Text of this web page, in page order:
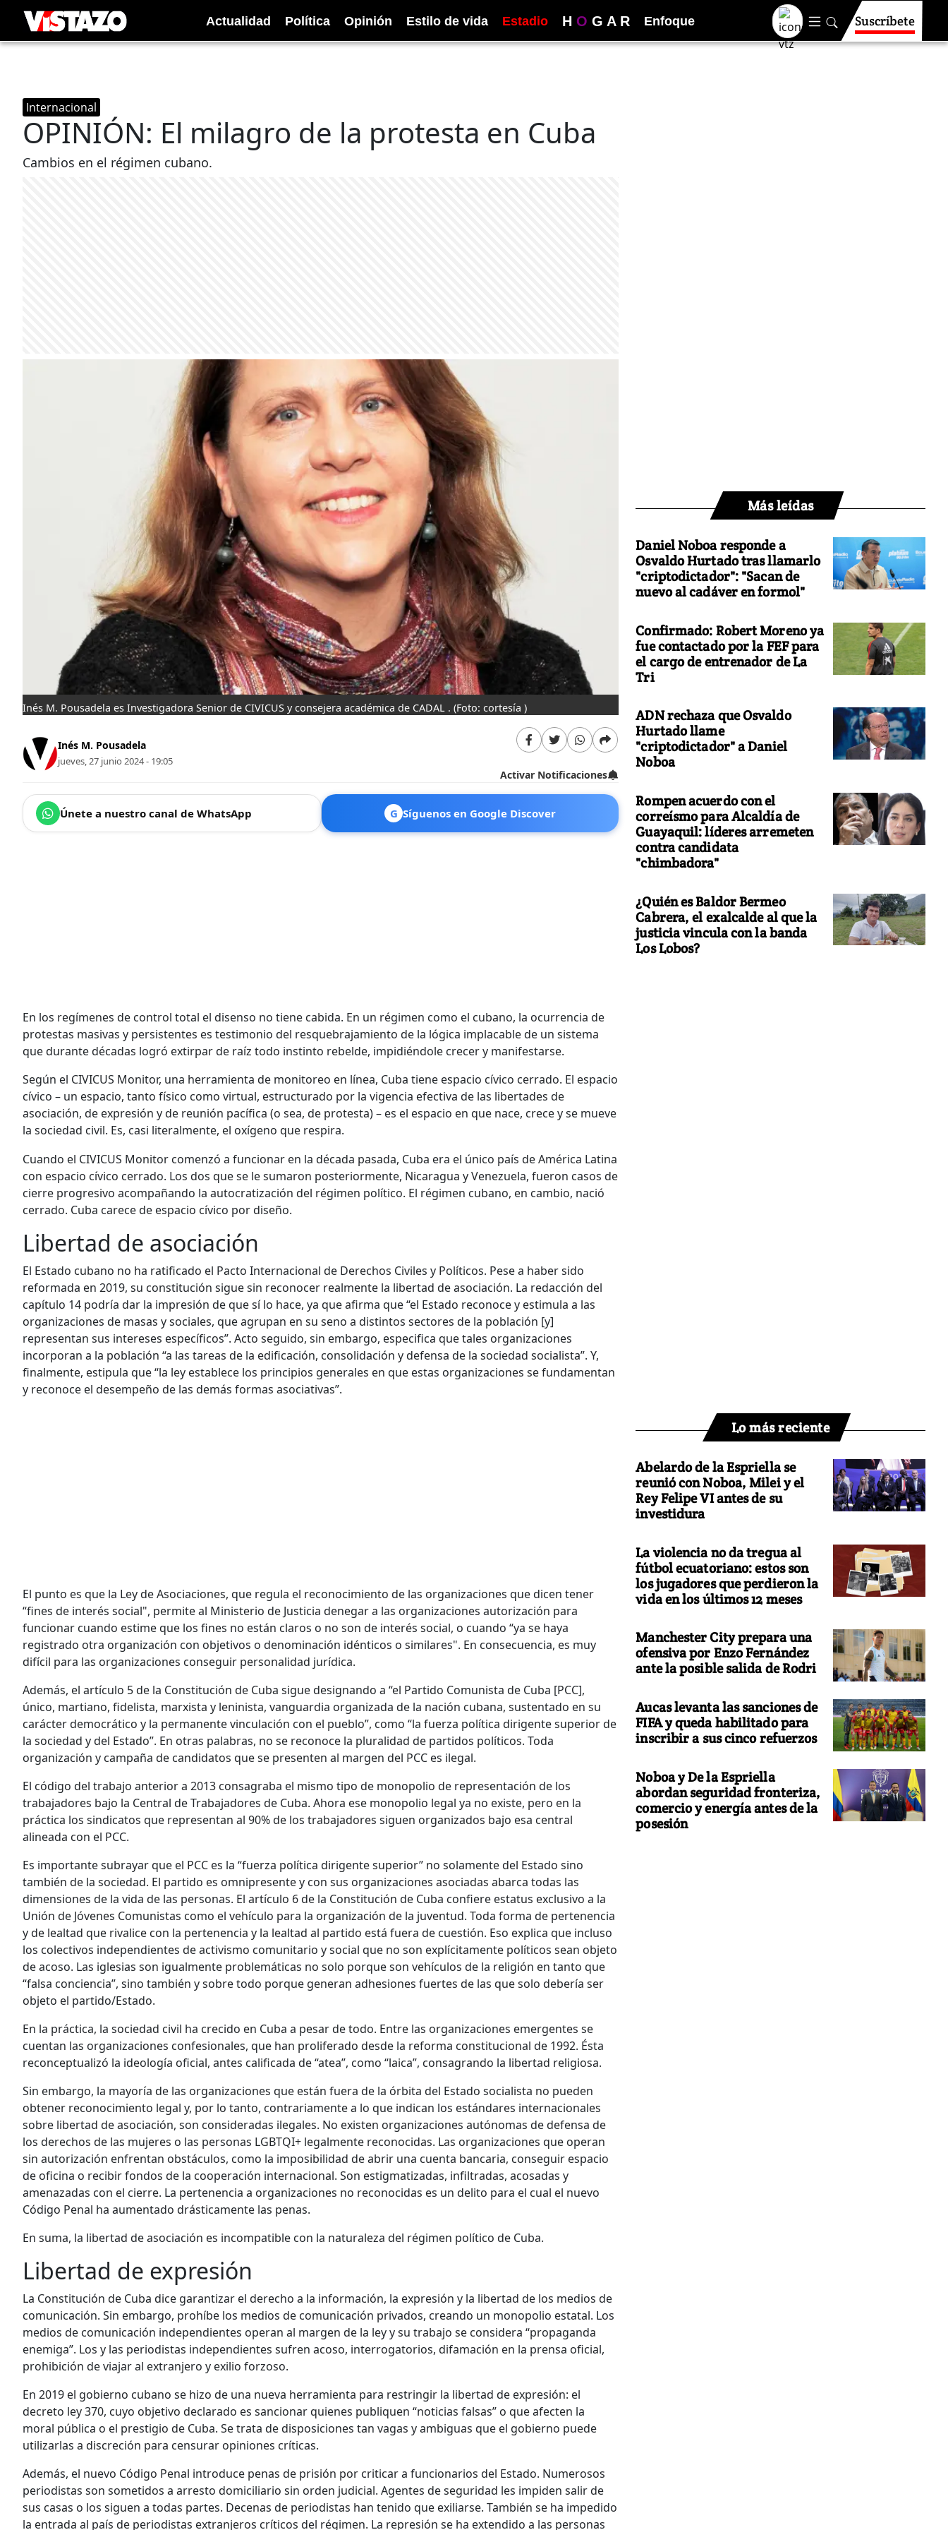
Actualidad Política Opinión Estilo de vida Estadio H O G A R Enfoque Suscríbete
Internacional
OPINIÓN: El milagro de la protesta en Cuba
Cambios en el régimen cubano.
Inés M. Pousadela es Investigadora Senior de CIVICUS y consejera académica de CADAL ​​​​​​. (Foto: cortesía )
Inés M. Pousadela
jueves, 27 junio 2024 - 19:05
Activar Notificaciones
Únete a nuestro canal de WhatsApp G Síguenos en Google Discover
En los regímenes de control total el disenso no tiene cabida. En un régimen como el cubano, la ocurrencia de
protestas masivas y persistentes es testimonio del resquebrajamiento de la lógica implacable de un sistema
que durante décadas logró extirpar de raíz todo instinto rebelde, impidiéndole crecer y manifestarse.
Según el CIVICUS Monitor, una herramienta de monitoreo en línea, Cuba tiene espacio cívico cerrado. El espacio
cívico – un espacio, tanto físico como virtual, estructurado por la vigencia efectiva de las libertades de
asociación, de expresión y de reunión pacífica (o sea, de protesta) – es el espacio en que nace, crece y se mueve
la sociedad civil. Es, casi literalmente, el oxígeno que respira.
Cuando el CIVICUS Monitor comenzó a funcionar en la década pasada, Cuba era el único país de América Latina
con espacio cívico cerrado. Los dos que se le sumaron posteriormente, Nicaragua y Venezuela, fueron casos de
cierre progresivo acompañando la autocratización del régimen político. El régimen cubano, en cambio, nació
cerrado. Cuba carece de espacio cívico por diseño.
Libertad de asociación
El Estado cubano no ha ratificado el Pacto Internacional de Derechos Civiles y Políticos. Pese a haber sido
reformada en 2019, su constitución sigue sin reconocer realmente la libertad de asociación. La redacción del
capítulo 14 podría dar la impresión de que sí lo hace, ya que afirma que “el Estado reconoce y estimula a las
organizaciones de masas y sociales, que agrupan en su seno a distintos sectores de la población [y]
representan sus intereses específicos”. Acto seguido, sin embargo, especifica que tales organizaciones
incorporan a la población “a las tareas de la edificación, consolidación y defensa de la sociedad socialista”. Y,
finalmente, estipula que “la ley establece los principios generales en que estas organizaciones se fundamentan
y reconoce el desempeño de las demás formas asociativas”.
El punto es que la Ley de Asociaciones, que regula el reconocimiento de las organizaciones que dicen tener
“fines de interés social", permite al Ministerio de Justicia denegar a las organizaciones autorización para
funcionar cuando estime que los fines no están claros o no son de interés social, o cuando “ya se haya
registrado otra organización con objetivos o denominación idénticos o similares". En consecuencia, es muy
difícil para las organizaciones conseguir personalidad jurídica.
Además, el artículo 5 de la Constitución de Cuba sigue designando a “el Partido Comunista de Cuba [PCC],
único, martiano, fidelista, marxista y leninista, vanguardia organizada de la nación cubana, sustentado en su
carácter democrático y la permanente vinculación con el pueblo”, como “la fuerza política dirigente superior de
la sociedad y del Estado”. En otras palabras, no se reconoce la pluralidad de partidos políticos. Toda
organización y campaña de candidatos que se presenten al margen del PCC es ilegal.
El código del trabajo anterior a 2013 consagraba el mismo tipo de monopolio de representación de los
trabajadores bajo la Central de Trabajadores de Cuba. Ahora ese monopolio legal ya no existe, pero en la
práctica los sindicatos que representan al 90% de los trabajadores siguen organizados bajo esa central
alineada con el PCC.
Es importante subrayar que el PCC es la “fuerza política dirigente superior” no solamente del Estado sino
también de la sociedad. El partido es omnipresente y con sus organizaciones asociadas abarca todas las
dimensiones de la vida de las personas. El artículo 6 de la Constitución de Cuba confiere estatus exclusivo a la
Unión de Jóvenes Comunistas como el vehículo para la organización de la juventud. Toda forma de pertenencia
y de lealtad que rivalice con la pertenencia y la lealtad al partido está fuera de cuestión. Eso explica que incluso
los colectivos independientes de activismo comunitario y social que no son explícitamente políticos sean objeto
de acoso. Las iglesias son igualmente problemáticas no solo porque son vehículos de la religión en tanto que
“falsa conciencia”, sino también y sobre todo porque generan adhesiones fuertes de las que solo debería ser
objeto el partido/Estado.
En la práctica, la sociedad civil ha crecido en Cuba a pesar de todo. Entre las organizaciones emergentes se
cuentan las organizaciones confesionales, que han proliferado desde la reforma constitucional de 1992. Ésta
reconceptualizó la ideología oficial, antes calificada de “atea”, como “laica”, consagrando la libertad religiosa.
Sin embargo, la mayoría de las organizaciones que están fuera de la órbita del Estado socialista no pueden
obtener reconocimiento legal y, por lo tanto, contrariamente a lo que indican los estándares internacionales
sobre libertad de asociación, son consideradas ilegales. No existen organizaciones autónomas de defensa de
los derechos de las mujeres o las personas LGBTQI+ legalmente reconocidas. Las organizaciones que operan
sin autorización enfrentan obstáculos, como la imposibilidad de abrir una cuenta bancaria, conseguir espacio
de oficina o recibir fondos de la cooperación internacional. Son estigmatizadas, infiltradas, acosadas y
amenazadas con el cierre. La pertenencia a organizaciones no reconocidas es un delito para el cual el nuevo
Código Penal ha aumentado drásticamente las penas.
En suma, la libertad de asociación es incompatible con la naturaleza del régimen político de Cuba.
Libertad de expresión
La Constitución de Cuba dice garantizar el derecho a la información, la expresión y la libertad de los medios de
comunicación. Sin embargo, prohíbe los medios de comunicación privados, creando un monopolio estatal. Los
medios de comunicación independientes operan al margen de la ley y su trabajo se considera “propaganda
enemiga”. Los y las periodistas independientes sufren acoso, interrogatorios, difamación en la prensa oficial,
prohibición de viajar al extranjero y exilio forzoso.
En 2019 el gobierno cubano se hizo de una nueva herramienta para restringir la libertad de expresión: el
decreto ley 370, cuyo objetivo declarado es sancionar quienes publiquen “noticias falsas” o que afecten la
moral pública o el prestigio de Cuba. Se trata de disposiciones tan vagas y ambiguas que el gobierno puede
utilizarlas a discreción para censurar opiniones críticas.
Además, el nuevo Código Penal introduce penas de prisión por criticar a funcionarios del Estado. Numerosos
periodistas son sometidos a arresto domiciliario sin orden judicial. Agentes de seguridad les impiden salir de
sus casas o los siguen a todas partes. Decenas de periodistas han tenido que exiliarse. También se ha impedido
la entrada al país de periodistas extranjeros críticos del régimen. La represión se ha extendido a las personas
Más leídas
Daniel Noboa responde a
Osvaldo Hurtado tras llamarlo
"criptodictador": "Sacan de
nuevo al cadáver en formol"
Confirmado: Robert Moreno ya
fue contactado por la FEF para
el cargo de entrenador de La
Tri
ADN rechaza que Osvaldo
Hurtado llame
"criptodictador" a Daniel
Noboa
Rompen acuerdo con el
correísmo para Alcaldía de
Guayaquil: líderes arremeten
contra candidata
"chimbadora"
¿Quién es Baldor Bermeo
Cabrera, el exalcalde al que la
justicia vincula con la banda
Los Lobos?
Lo más reciente
Abelardo de la Espriella se
reunió con Noboa, Milei y el
Rey Felipe VI antes de su
investidura
La violencia no da tregua al
fútbol ecuatoriano: estos son
los jugadores que perdieron la
vida en los últimos 12 meses
Manchester City prepara una
ofensiva por Enzo Fernández
ante la posible salida de Rodri
Aucas levanta las sanciones de
FIFA y queda habilitado para
inscribir a sus cinco refuerzos
Noboa y De la Espriella
abordan seguridad fronteriza,
comercio y energía antes de la
posesión